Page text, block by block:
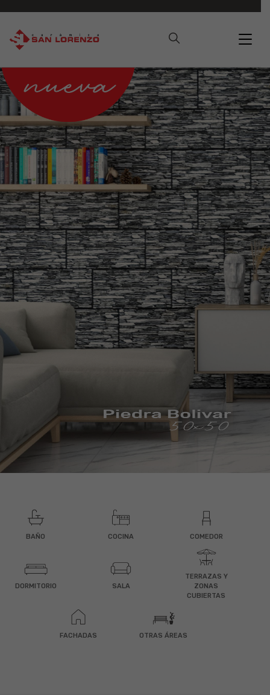
BAÑO COCINA COMEDOR
DORMITORIO SALA
TERRAZAS Y
ZONAS
CUBIERTAS
FACHADAS OTRAS ÁREAS